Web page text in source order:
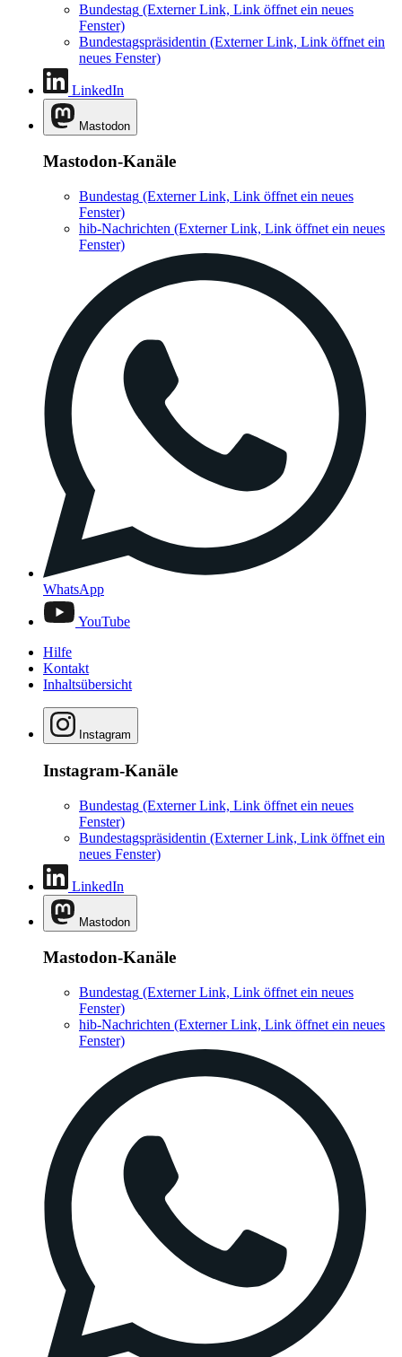
Bundestag (Externer Link, Link öffnet ein neues
Fenster)
Bundestagspräsidentin (Externer Link, Link öffnet ein
neues Fenster)
LinkedIn
Mastodon
Mastodon-Kanäle
Bundestag (Externer Link, Link öffnet ein neues
Fenster)
hib-Nachrichten (Externer Link, Link öffnet ein neues
Fenster)
WhatsApp
YouTube
Hilfe
Kontakt
Inhaltsübersicht
Instagram
Instagram-Kanäle
Bundestag (Externer Link, Link öffnet ein neues
Fenster)
Bundestagspräsidentin (Externer Link, Link öffnet ein
neues Fenster)
LinkedIn
Mastodon
Mastodon-Kanäle
Bundestag (Externer Link, Link öffnet ein neues
Fenster)
hib-Nachrichten (Externer Link, Link öffnet ein neues
Fenster)